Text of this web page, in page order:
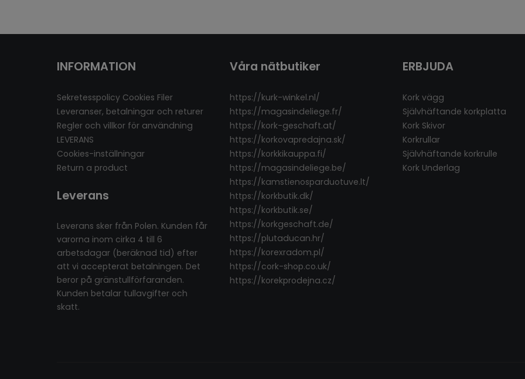
INFORMATION
Sekretesspolicy Cookies Filer
Leveranser, betalningar och returer
Regler och villkor för användning
LEVERANS
Cookies-inställningar
Return a product
Leverans
Leverans sker från Polen. Kunden får
varorna inom cirka 4 till 6
arbetsdagar (beräknad tid) efter
att vi accepterat betalningen. Det
beror på gränstullförfaranden.
Kunden betalar tullavgifter och
skatt.
Våra nätbutiker
https://kurk-winkel.nl/
https://magasindeliege.fr/
https://kork-geschaft.at/
https://korkovapredajna.sk/
https://korkkikauppa.fi/
https://magasindeliege.be/
https://kamstienosparduotuve.lt/
https://korkbutik.dk/
https://korkbutik.se/
https://korkgeschaft.de/
https://plutaducan.hr/
https://korexradom.pl/
https://cork-shop.co.uk/
https://korekprodejna.cz/
ERBJUDA
Kork vägg
Självhäftande korkplatta
Kork Skivor
Korkrullar
Självhäftande korkrulle
Kork Underlag